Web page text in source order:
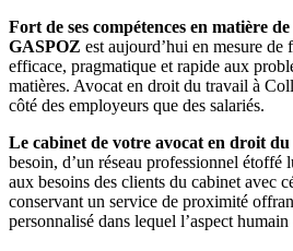
Fort de ses compétences en matière
GASPOZ est aujourd’hui en mesure de
efficace, pragmatique et rapide aux
matières. Avocat en droit du travail à
côté des employeurs que des salariés.
Le cabinet de votre avocat en droit
besoin, d’un réseau professionnel étoffé
aux besoins des clients du cabinet avec
conservant un service de proximité
personnalisé dans lequel l’aspect